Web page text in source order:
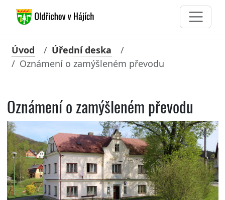
Úvod
Úřední deska
Oznámení o zamýšleném převodu
Oznámení o zamýšleném převodu